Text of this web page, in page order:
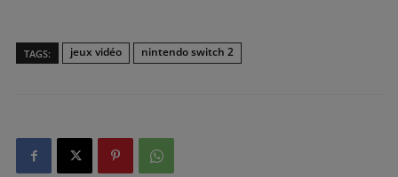
TAGS: jeux vidéo nintendo switch 2